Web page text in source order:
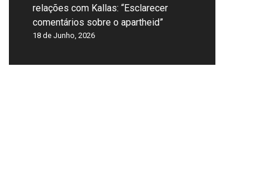
relações com Kallas: “Esclarecer
comentários sobre o apartheid”
18 de Junho, 2026